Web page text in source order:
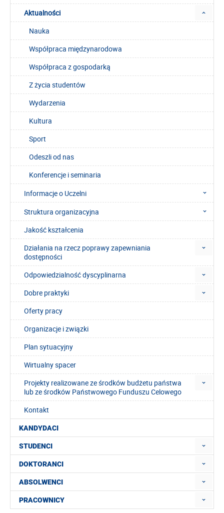
Aktualności
Nauka
Współpraca międzynarodowa
Współpraca z gospodarką
Z życia studentów
Wydarzenia
Kultura
Sport
Odeszli od nas
Konferencje i seminaria
Informacje o Uczelni
Struktura organizacyjna
Jakość kształcenia
Działania na rzecz poprawy zapewniania
dostępności
Odpowiedzialność dyscyplinarna
Dobre praktyki
Oferty pracy
Organizacje i związki
Plan sytuacyjny
Wirtualny spacer
Projekty realizowane ze środków budżetu państwa
lub ze środków Państwowego Funduszu Celowego
Kontakt
KANDYDACI
STUDENCI
DOKTORANCI
ABSOLWENCI
PRACOWNICY